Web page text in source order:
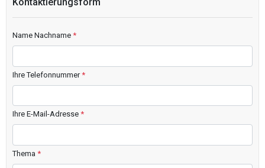
Name Nachname *
Ihre Telefonnummer*
Ihre E-Mail-Adresse *
Thema *